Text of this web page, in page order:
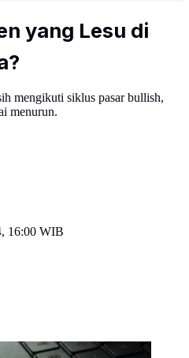
yang Lesu di
mengikuti siklus pasar bullish,
menurun.
16:00 WIB